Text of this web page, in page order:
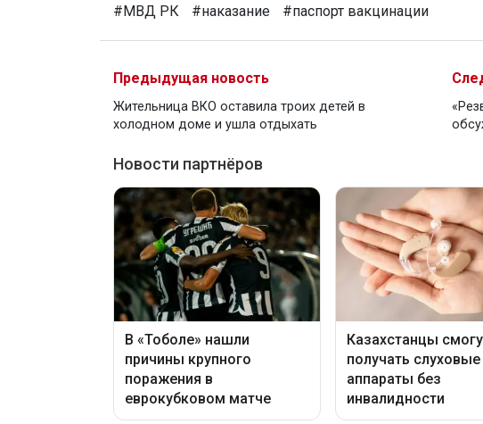
#МВД РК #наказание #паспорт вакцинации
Предыдущая новость
Жительница ВКО оставила троих детей в
холодном доме и ушла отдыхать